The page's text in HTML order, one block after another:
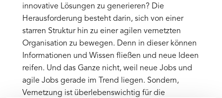
innovative Lösungen zu generieren? Die
Herausforderung besteht darin, sich von einer
starren Struktur hin zu einer agilen vernetzten
Organisation zu bewegen. Denn in dieser können
Informationen und Wissen fließen und neue Ideen
reifen. Und das Ganze nicht, weil neue Jobs und
agile Jobs gerade im Trend liegen. Sondern,
Vernetzung ist überlebenswichtig für die